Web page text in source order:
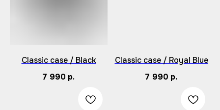
Classic case / Black
7 990 р.
Classic case / Royal Blue
7 990 р.